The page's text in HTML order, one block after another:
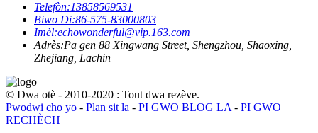
Telefòn:13858569531
Biwo Di:86-575-83000803
Imèl:echowonderful@vip.163.com
Adrès:Pa gen 88 Xingwang Street, Shengzhou, Shaoxing,
Zhejiang, Lachin
© Dwa otè - 2010-2020 : Tout dwa rezève.
Pwodwi cho yo - Plan sit la - PI GWO BLOG LA - PI GWO
RECHÈCH